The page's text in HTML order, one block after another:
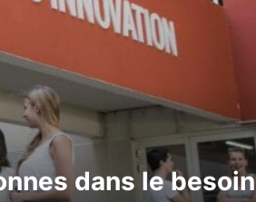
dans le besoin